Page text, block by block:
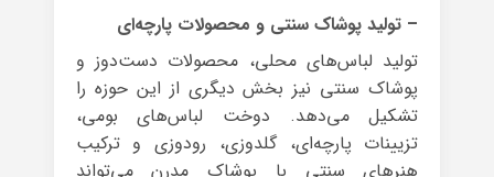
– تولید پوشاک سنتی و محصولات پارچه‌ای
تولید لباس‌های محلی، محصولات دست‌دوز و
پوشاک سنتی نیز بخش دیگری از این حوزه را
تشکیل می‌دهد. دوخت لباس‌های بومی،
تزیینات پارچه‌ای، گلدوزی، رودوزی و ترکیب
هنرهای سنتی با پوشاک مدرن می‌تواند